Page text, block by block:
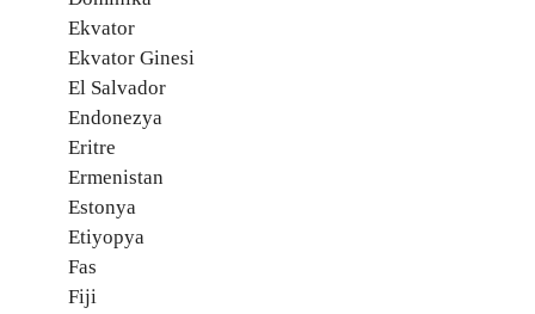
Ekvator
Ekvator Ginesi
El Salvador
Endonezya
Eritre
Ermenistan
Estonya
Etiyopya
Fas
Fiji